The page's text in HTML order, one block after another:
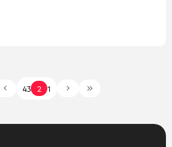
1
2
3
4